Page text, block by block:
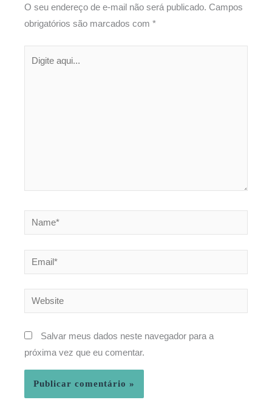
O seu endereço de e-mail não será publicado. Campos
obrigatórios são marcados com *
aqui...
Name*
Email*
Website
Salvar meus dados neste navegador para a
próxima vez que eu comentar.